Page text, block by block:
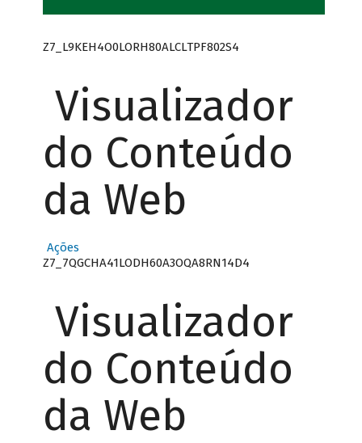
Z7_L9KEH4O0LORH80ALCLTPF802S4
Visualizador
do Conteúdo
da Web
Ações
Z7_7QGCHA41LODH60A3OQA8RN14D4
Visualizador
do Conteúdo
da Web